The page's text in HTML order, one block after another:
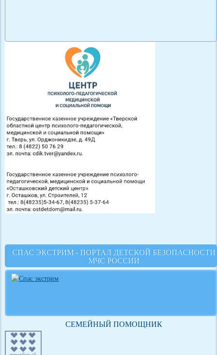
СПАС ЭКСТРИМ - ПОРТАЛ ДЕТСКОЙ БЕЗОПАСНОСТИ
МЧС РОССИИ
СЕМЕЙНЫЙ ПОМОЩНИК